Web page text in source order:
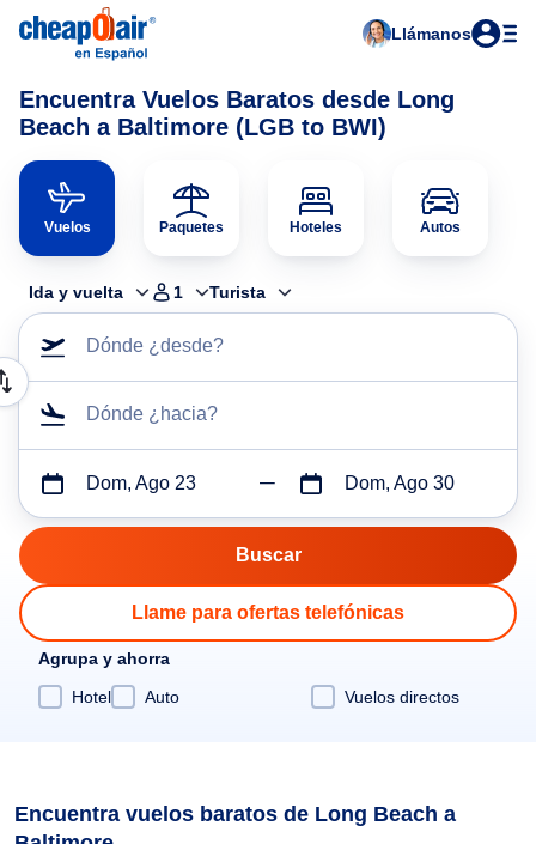
Llámanos
Encuentra Vuelos Baratos desde Long
Beach a Baltimore (LGB to BWI)
Vuelos Paquetes Hoteles Autos
Ida y vuelta 1 Turista
Dónde ¿desde?
Dónde ¿hacia?
Dom, Ago 23 Dom, Ago 30
Llame para ofertas telefónicas
Agrupa y ahorra
Hotel
Auto Vuelos directos
Encuentra vuelos baratos de Long Beach a